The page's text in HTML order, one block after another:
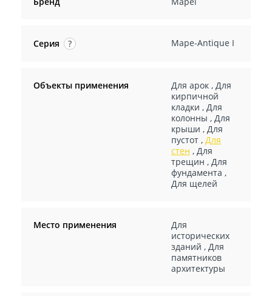
Серия ? Mape-Antique I
Объекты применения Для арок, Для
кирпичной
кладки , Для
колонны , Для
крыши , Для
пустот, Для
стен , Для
трещин , Для
фундамента ,
Для щелей
Место применения
Для
исторических
зданий , Для
памятников
архитектуры